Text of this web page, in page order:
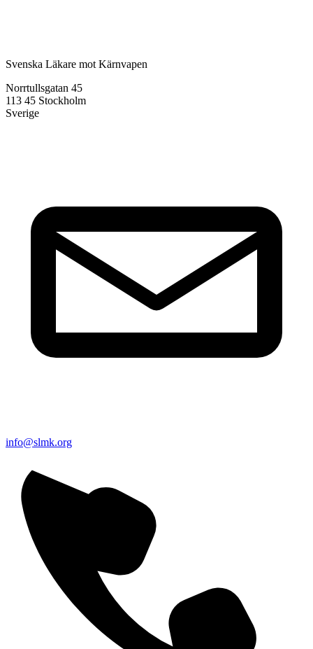
Svenska Läkare mot Kärnvapen
Norrtullsgatan 45
113 45 Stockholm
Sverige
info@slmk.org